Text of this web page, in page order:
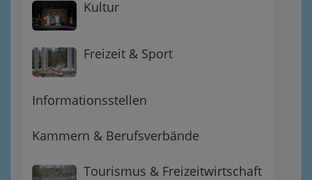
Kultur
Freizeit & Sport
Informationsstellen
Kammern & Berufsverbände
Tourismus & Freizeitwirtschaft